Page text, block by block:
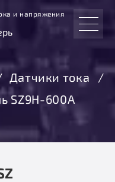
и напряжения
Датчики тока
SZ9H-600А